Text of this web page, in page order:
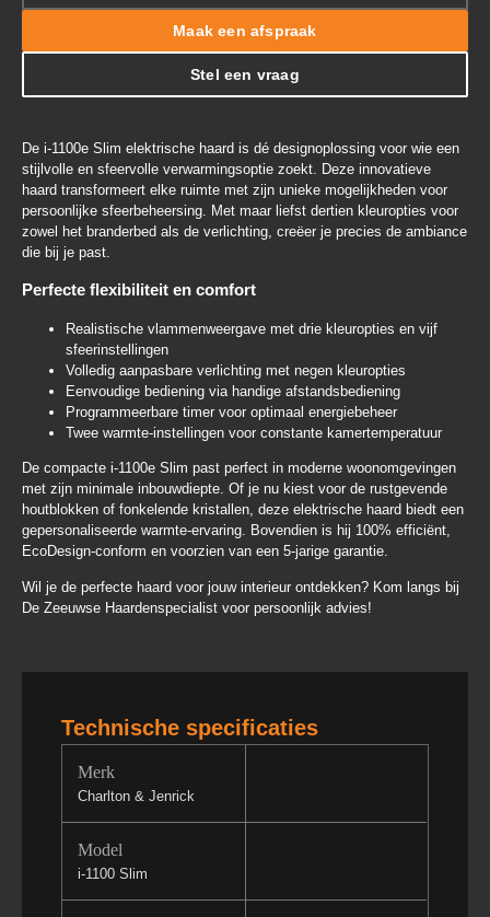
Maak een afspraak
Stel een vraag
De i-1100e Slim elektrische haard is dé designoplossing voor wie een
stijlvolle en sfeervolle verwarmingsoptie zoekt. Deze innovatieve
haard transformeert elke ruimte met zijn unieke mogelijkheden voor
persoonlijke sfeerbeheersing. Met maar liefst dertien kleuropties voor
zowel het branderbed als de verlichting, creëer je precies de ambiance
die bij je past.
Perfecte flexibiliteit en comfort
Realistische vlammenweergave met drie kleuropties en vijf
sfeerinstellingen
Volledig aanpasbare verlichting met negen kleuropties
Eenvoudige bediening via handige afstandsbediening
Programmeerbare timer voor optimaal energiebeheer
Twee warmte-instellingen voor constante kamertemperatuur
De compacte i-1100e Slim past perfect in moderne woonomgevingen
met zijn minimale inbouwdiepte. Of je nu kiest voor de rustgevende
houtblokken of fonkelende kristallen, deze elektrische haard biedt een
gepersonaliseerde warmte-ervaring. Bovendien is hij 100% efficiënt,
EcoDesign-conform en voorzien van een 5-jarige garantie.
Wil je de perfecte haard voor jouw interieur ontdekken? Kom langs bij
De Zeeuwse Haardenspecialist voor persoonlijk advies!
Technische specificaties
Merk
Charlton & Jenrick
Model
i-1100 Slim